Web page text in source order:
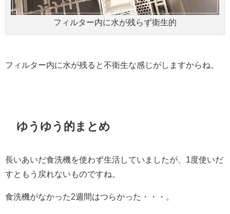
フィルター内に水が残らず衛生的
フィルター内に水が残ると不衛生な感じがしますからね。
ゆうゆう的まとめ
長いあいだ食洗機を使わず生活していましたが、1度使いだ
すともう戻れないものですね。
食洗機がなかった2週間はつらかった・・・。